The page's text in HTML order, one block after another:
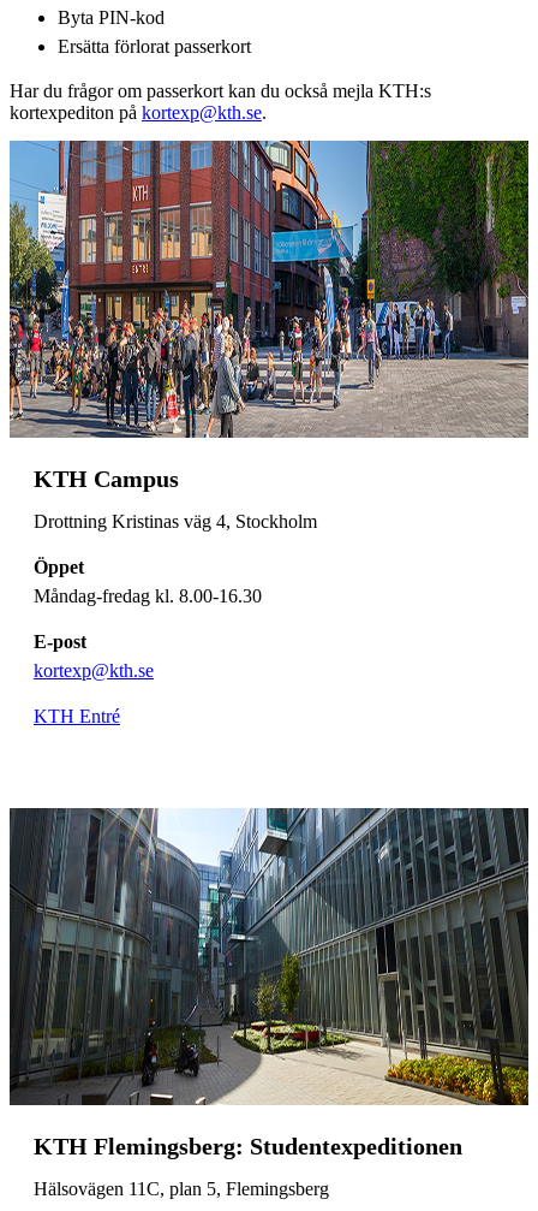
Byta PIN-kod
Ersätta förlorat passerkort
Har du frågor om passerkort kan du också mejla KTH:s
kortexpediton på kortexp@kth.se.
KTH Campus
Drottning Kristinas väg 4, Stockholm
Öppet
Måndag-fredag kl. 8.00-16.30
E-post
kortexp@kth.se
KTH Entré
KTH Flemingsberg: Studentexpeditionen
Hälsovägen 11C, plan 5, Flemingsberg